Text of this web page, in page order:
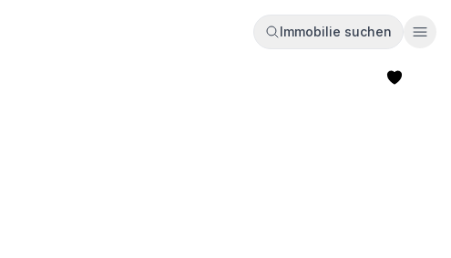
Immobilie suchen